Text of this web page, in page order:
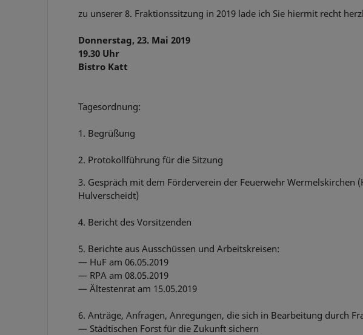
zu unserer 8. Fraktionssitzung in 2019 lade ich Sie hiermit recht
Donnerstag, 23. Mai 2019
19.30 Uhr
Bistro Katt
Tagesordnung:
1. Begrüßung
2. Protokollführung für die Sitzung
3. Gespräch mit dem Förderverein der Feuerwehr Wermelskirchen
Hulverscheidt)
4. Bericht des Vorsitzenden
5. Berichte aus Ausschüssen und Arbeitskreisen:
— HuF am 06.05.2019
— RPA am 08.05.2019
— Ältestenrat am 15.05.2019
6. Anträge, Anfragen, Anregungen, die sich in Bearbeitung durch
— Städtischen Forst für die Zukunft sichern